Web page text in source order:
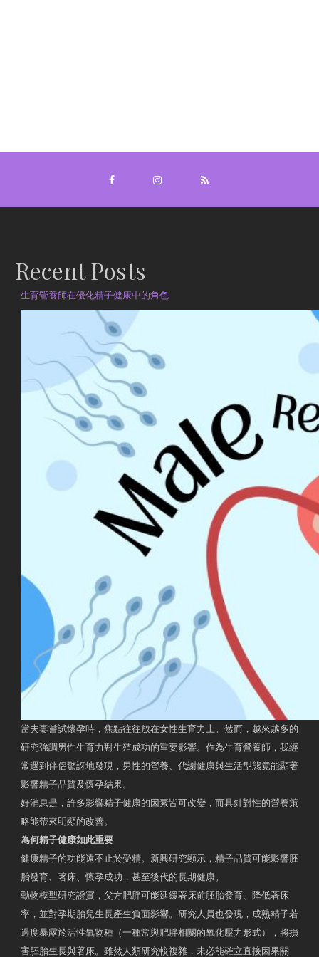
Recent Posts
生育營養師在優化精子健康中的角色
當夫妻嘗試懷孕時，焦點往往放在女性生育力上。然而，越來越多的
研究強調男性生育力對生殖成功的重要影響。作為生育營養師，我經
常遇到伴侶驚訝地發現，男性的營養、代謝健康與生活型態竟能顯著
影響精子品質及懷孕結果。
好消息是，許多影響精子健康的因素皆可改變，而具針對性的營養策
略能帶來明顯的改善。
為何精子健康如此重要
健康精子的功能遠不止於受精。新興研究顯示，精子品質可能影響胚
胎發育、著床、懷孕成功，甚至後代的長期健康。
動物模型研究證實，父方肥胖可能延緩著床前胚胎發育、降低著床
率，並對孕期胎兒生長產生負面影響。研究人員也發現，成熟精子若
過度暴露於活性氧物種（一種常與肥胖相關的氧化壓力形式），將損
害胚胎生長與著床。雖然人類研究較複雜，未必能確立直接因果關